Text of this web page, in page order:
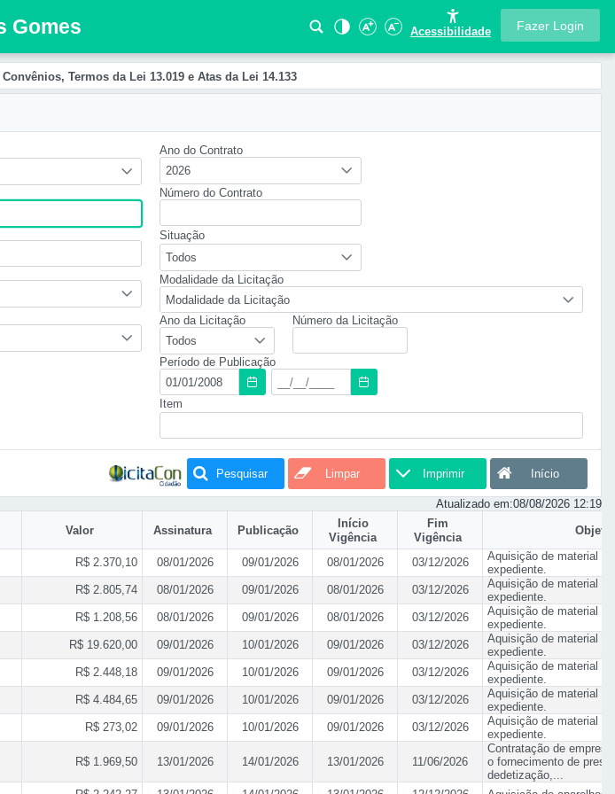
Gomes Acessibilidade Fazer Login
Termos da Lei 13.019 e Atas da Lei 14.133
Ano do Contrato
2026
Número do Contrato
Situação
Todos
Modalidade da Licitação
Modalidade da Licitação
Ano da Licitação
Todos
Número da Licitação
Período de Publicação
Item
Pesquisar Limpar Imprimir Início
Atualizado em:08/08/2026 12:19
Valor Assinatura Publicação
Início
Vigência
Fim
Vigência
R$ 2.370,10 08/01/2026 09/01/2026 08/01/2026 03/12/2026
Aquisição de material
expediente.
R$ 2.805,74 08/01/2026 09/01/2026 08/01/2026 03/12/2026
Aquisição de material
expediente.
R$ 1.208,56 08/01/2026 09/01/2026 08/01/2026 03/12/2026
Aquisição de material
expediente.
R$ 19.620,00 09/01/2026 10/01/2026 09/01/2026 03/12/2026
Aquisição de material
expediente.
R$ 2.448,18 09/01/2026 10/01/2026 09/01/2026 03/12/2026
Aquisição de material
expediente.
R$ 4.484,65 09/01/2026 10/01/2026 09/01/2026 03/12/2026
Aquisição de material
expediente.
R$ 273,02 09/01/2026 10/01/2026 09/01/2026 03/12/2026
Aquisição de material
expediente.
R$ 1.969,50 13/01/2026 14/01/2026 13/01/2026 11/06/2026
Contratação de
o fornecimento de
dedetização,...